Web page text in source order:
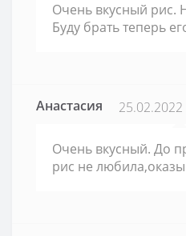
Очень вкусный рис.
Буду брать теперь
Анастасия 25.02.2022
Очень вкусный. До
рис не